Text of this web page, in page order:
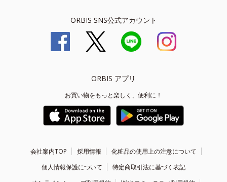
ORBIS SNS公式アカウント
ORBIS アプリ
お買い物をもっと楽しく、便利に！
会社案内TOP 採用情報
化粧品の使用上の注意について
個人情報保護について
特定商取引法に基づく表記